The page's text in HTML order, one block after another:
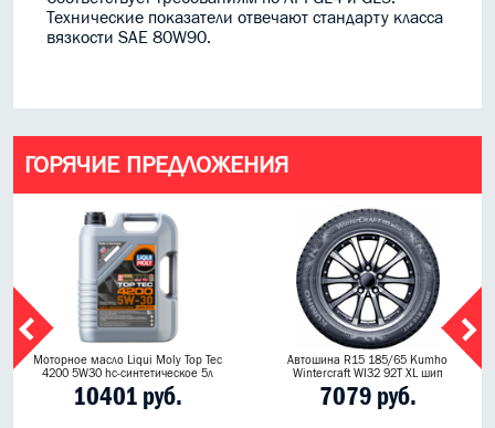
Технические показатели отвечают стандарту класса
вязкости SAE 80W90.
ГОРЯЧИЕ ПРЕДЛОЖЕНИЯ
Моторное масло Liqui Moly Top Tec
4200 5W30 hc-синтетическое 5л
10401 руб.
Автошина R15 185/65 Kumho
Wintercraft WI32 92T XL шип
7079 руб.